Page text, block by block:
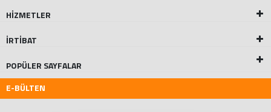
HİZMETLER
İRTİBAT
POPÜLER SAYFALAR
E-BÜLTEN